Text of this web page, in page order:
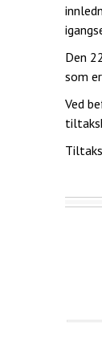
Den
som
Ved